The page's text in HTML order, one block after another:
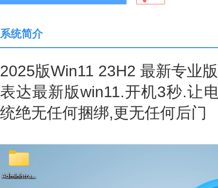
系统简介
2025版Win11 23H2 最新专业
表达最新版win11.开机3秒.让
统绝无任何捆绑,更无任何后门